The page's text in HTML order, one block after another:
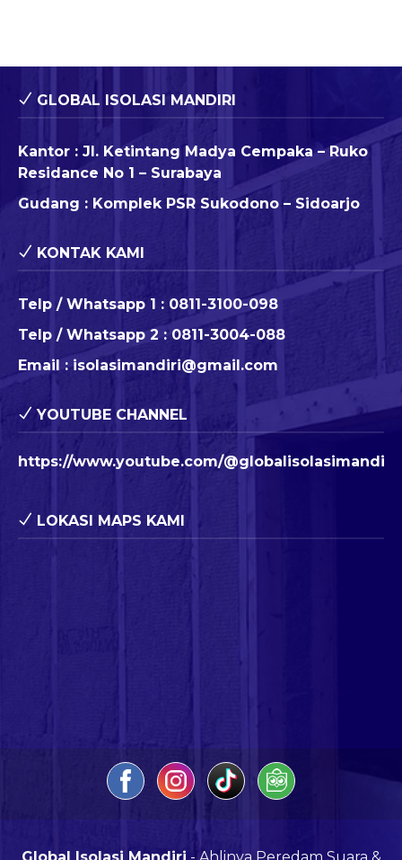
GLOBAL ISOLASI MANDIRI
Kantor : Jl. Ketintang Madya Cempaka – Ruko
Residance No 1 – Surabaya
Gudang : Komplek PSR Sukodono – Sidoarjo
KONTAK KAMI
Telp / Whatsapp 1 : 0811-3100-098
Telp / Whatsapp 2 : 0811-3004-088
Email : isolasimandiri@gmail.com
YOUTUBE CHANNEL
https://www.youtube.com/@globalisolasimandiri
LOKASI MAPS KAMI